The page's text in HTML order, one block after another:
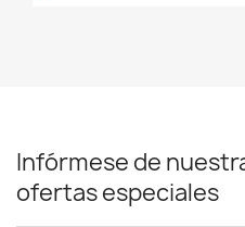
Infórmese de
ofertas especiales